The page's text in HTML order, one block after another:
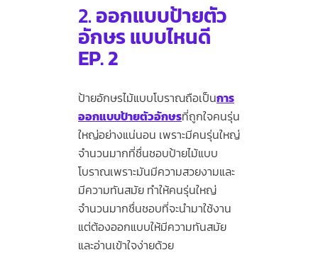
2.ออกแบบป้ายตัว
อักษร แบบไหนดี
EP. 2
ป้ายอักษรไม้แบบโบราณถือเป็นการ
ออกแบบป้ายตัวอักษรที่ถูกใจคนรุ่น
ใหญ่อย่างแน่นอน เพราะมีคนรุ่นใหญ่
จำนวนมากที่ชื่นชอบป้ายไม้แบบ
โบราณเพราะมันมีความสวยงามและ
มีความทันสมัย ทำให้คนรุ่นใหญ่
จำนวนมากชื่นชอบที่จะนำมาใช้งาน
แต่ต้องออกแบบให้มีความทันสมัย
และอ่านเข้าใจง่ายด้วย